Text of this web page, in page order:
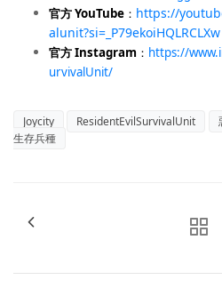
官方 YouTube ： https://
alunit?si=_P79ekoiHQLRCLXw
官方 Instagram ： https://
urvivalUnit/
Joycity ResidentEvilSurvivalUnit
生存兵種